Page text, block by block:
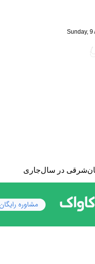
Sunday, 9